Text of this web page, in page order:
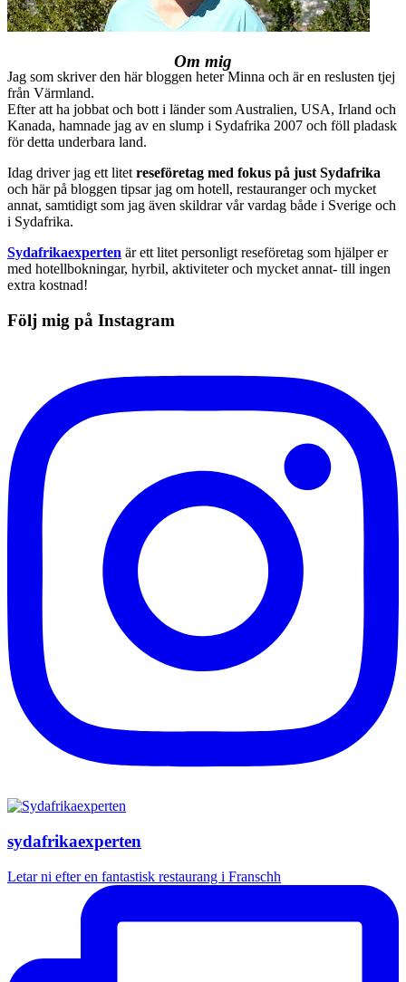
Om mig
Jag som skriver den här bloggen heter Minna och är en reslusten tjej
från Värmland.
Efter att ha jobbat och bott i länder som Australien, USA, Irland och
Kanada, hamnade jag av en slump i Sydafrika 2007 och föll pladask
för detta underbara land.
Idag driver jag ett litet reseföretag med fokus på just Sydafrika
och här på bloggen tipsar jag om hotell, restauranger och mycket
annat, samtidigt som jag även skildrar vår vardag både i Sverige och
i Sydafrika.
Sydafrikaexperten är ett litet personligt reseföretag som hjälper er
med hotellbokningar, hyrbil, aktiviteter och mycket annat- till ingen
extra kostnad!
Följ mig på Instagram
sydafrikaexperten
Letar ni efter en fantastisk restaurang i Franschh